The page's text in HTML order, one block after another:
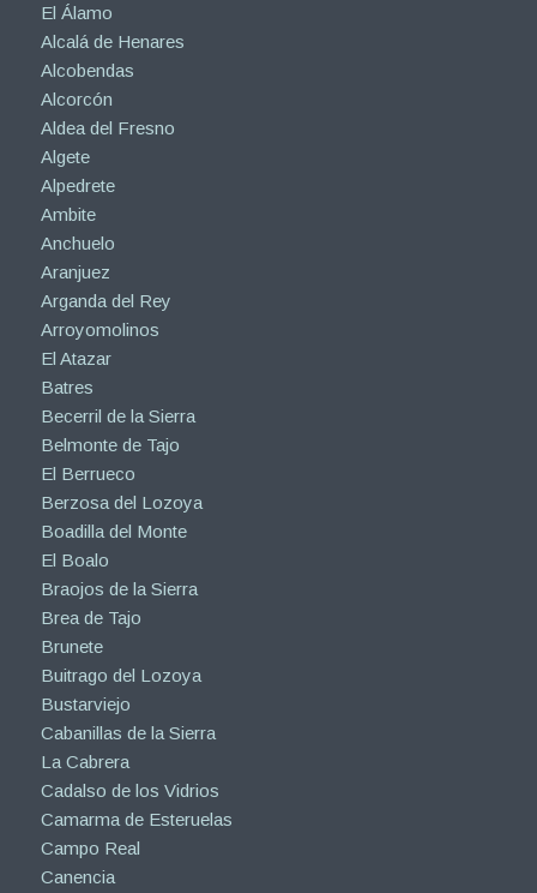
El Álamo
Alcalá de Henares
Alcobendas
Alcorcón
Aldea del Fresno
Algete
Alpedrete
Ambite
Anchuelo
Aranjuez
Arganda del Rey
Arroyomolinos
El Atazar
Batres
Becerril de la Sierra
Belmonte de Tajo
El Berrueco
Berzosa del Lozoya
Boadilla del Monte
El Boalo
Braojos de la Sierra
Brea de Tajo
Brunete
Buitrago del Lozoya
Bustarviejo
Cabanillas de la Sierra
La Cabrera
Cadalso de los Vidrios
Camarma de Esteruelas
Campo Real
Canencia